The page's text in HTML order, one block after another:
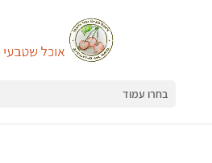
בחרו עמוד